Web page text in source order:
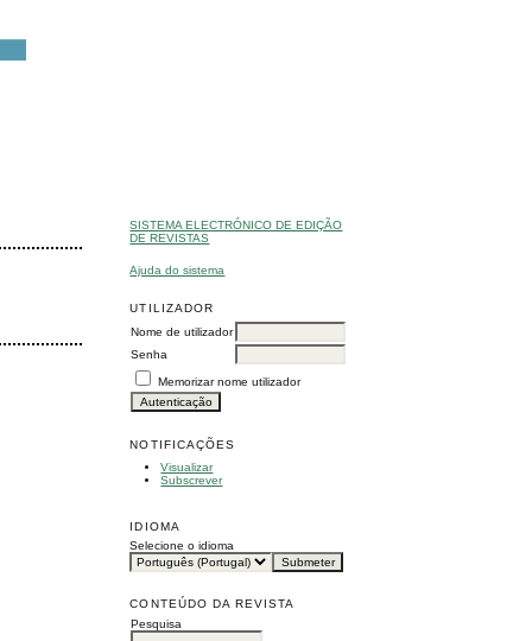
SISTEMA ELECTRÓNICO DE EDIÇÃO
DE REVISTAS
Ajuda do sistema
UTILIZADOR
Nome de utilizador
Senha
Memorizar nome utilizador
NOTIFICAÇÕES
Visualizar
Subscrever
IDIOMA
Selecione o idioma
CONTEÚDO DA REVISTA
Pesquisa